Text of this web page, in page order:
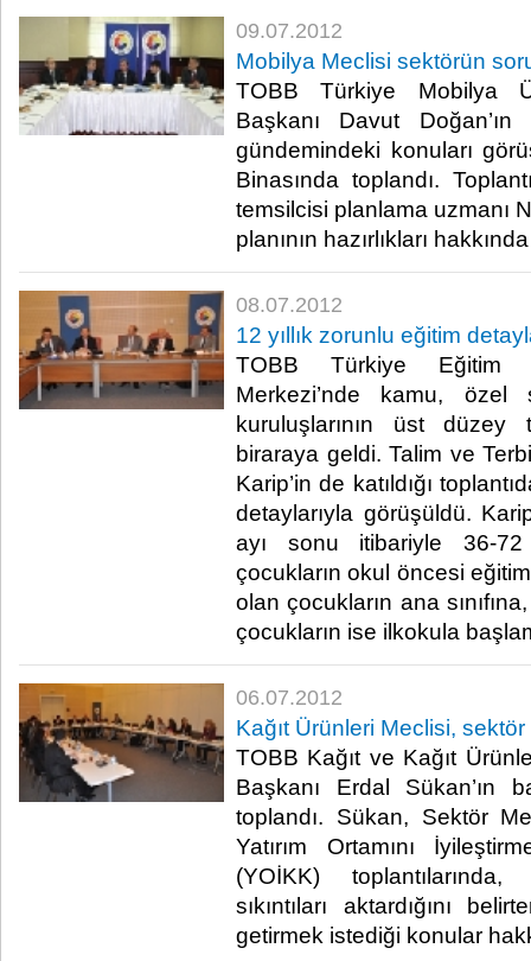
09.07.2012
Mobilya Meclisi sektörün
TOBB Türkiye Mobilya
Başkanı Davut Doğan’ın
gündemindeki konuları
Binasında toplandı.
temsilcisi planlama uzmanı
planının hazırlıkları
08.07.2012
12 yıllık zorunlu eğitim
TOBB Türkiye Eğitim
Merkezi’nde kamu,
kuruluşlarının üst düzey
biraraya geldi. Talim ve
Karip’in de katıldığı
detaylarıyla görüşüldü.
ayı sonu itibariyle 36-72
çocukların okul öncesi
olan çocukların ana
çocukların ise ilkokula
06.07.2012
Kağıt Ürünleri Meclisi, sektör
TOBB Kağıt ve Kağıt
Başkanı Erdal Sükan’ın
toplandı. Sükan, Sektör
Yatırım Ortamını
(YOİKK)
sıkıntıları aktardığını
getirmek istediği konular